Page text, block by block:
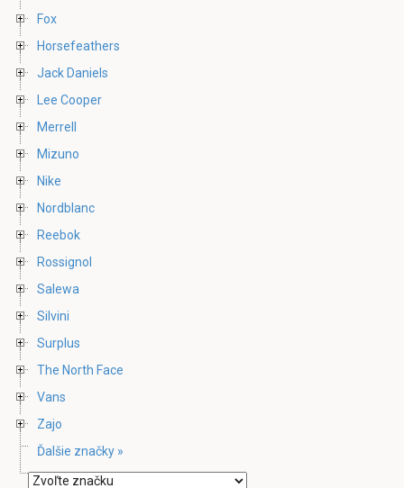
Fox
Horsefeathers
Jack Daniels
Lee Cooper
Merrell
Mizuno
Nike
Nordblanc
Reebok
Rossignol
Salewa
Silvini
Surplus
The North Face
Vans
Zajo
Ďalšie značky »